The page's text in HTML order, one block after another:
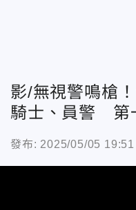
影/無視警鳴槍
騎士、員警 第
發布: 2025/05/05 19:51